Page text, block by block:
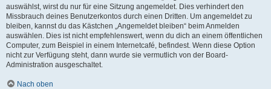
auswählst, wirst du nur für eine Sitzung angemeldet. Dies verhindert den
Missbrauch deines Benutzerkontos durch einen Dritten. Um angemeldet zu
bleiben, kannst du das Kästchen „Angemeldet bleiben“ beim Anmelden
auswählen. Dies ist nicht empfehlenswert, wenn du dich an einem öffentlichen
Computer, zum Beispiel in einem Internetcafé, befindest. Wenn diese Option
nicht zur Verfügung steht, dann wurde sie vermutlich von der Board-
Administration ausgeschaltet.
Nach oben